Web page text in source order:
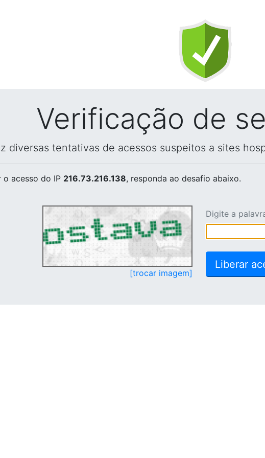
Verificação de
diversas tentativas de acessos suspeitos a sites
o acesso do IP 216.73.216.138, responda ao desafio abaixo.
[trocar imagem]
Digite a